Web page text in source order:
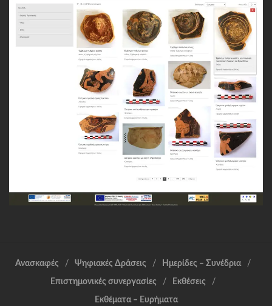
Ανασκαφές Ψηφιακές Δράσεις Ημερίδες – Συνέδρια
Επιστημονικές συνεργασίες Εκθέσεις
Εκθέματα – Ευρήματα